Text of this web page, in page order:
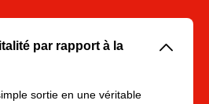
par rapport à la
􀆈
sortie en une véritable